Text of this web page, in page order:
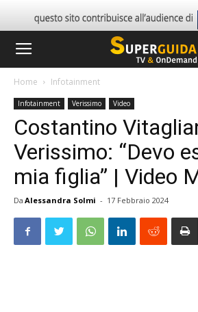
Home Infotainment
Infotainment Verissimo Video
Costantino
Verissimo: “Devo
mia figlia” | Video
Da Alessandra Solmi - 17 Febbraio 2024